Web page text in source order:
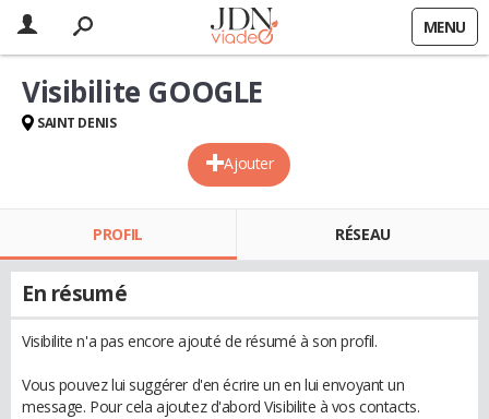
MENU
Ajouter
Visibilite GOOGLE
SAINT DENIS
PROFIL RÉSEAU
En résumé
Visibilite n'a pas encore ajouté de résumé à son profil.
Vous pouvez lui suggérer d'en écrire un en lui envoyant un
message. Pour cela ajoutez d'abord Visibilite à vos contacts.